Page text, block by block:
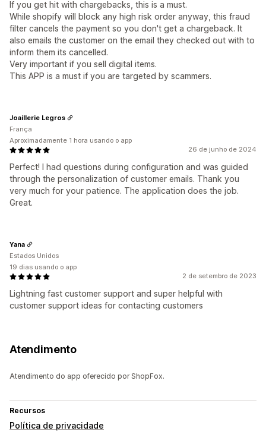
If you get hit with chargebacks, this is a must.
While shopify will block any high risk order anyway, this fraud
filter cancels the payment so you don't get a chargeback. It
also emails the customer on the email they checked out with to
inform them its cancelled.
Very important if you sell digital items.
This APP is a must if you are targeted by scammers.
26 de junho de 2024
Perfect! I had questions during configuration and was guided
through the personalization of customer emails. Thank you
very much for your patience. The application does the job.
Great.
Joaillerie Legros
França
Aproximadamente 1 hora usando o app
2 de setembro de 2023
Lightning fast customer support and super helpful with
customer support ideas for contacting customers
Yana
Estados Unidos
19 dias usando o app
Atendimento
Atendimento do app oferecido por ShopFox.
Recursos
Política de privacidade